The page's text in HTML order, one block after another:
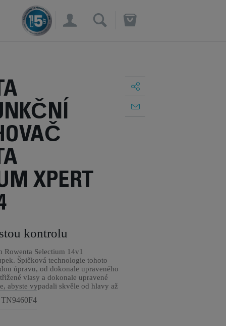
×
XPERT
kontrolu
Rowenta Selectium 14v1
Špičková technologie tohoto
úpravu, od dokonale upraveného
vlasy a dokonale upravené
abyste vypadali skvěle od hlavy až
TN9460F4